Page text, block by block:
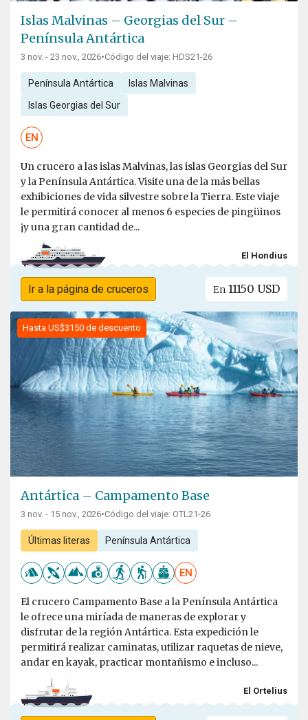
Islas Malvinas – Georgias del Sur –
Península Antártica
3 nov. - 23 nov., 2026•Código del viaje: HDS21-26
Península Antártica Islas Malvinas
Islas Georgias del Sur
EN
Un crucero a las islas Malvinas, las islas Georgias del Sur
y la Península Antártica. Visite una de la más bellas
exhibiciones de vida silvestre sobre la Tierra. Este viaje
le permitirá conocer al menos 6 especies de pingüinos
¡y una gran cantidad de...
El Hondius
Ir a la página de cruceros En 11150 USD
Hasta US$3150 de descuento
Antártica – Campamento Base
3 nov. - 15 nov., 2026•Código del viaje: OTL21-26
Últimas literas Península Antártica
EN
El crucero Campamento Base a la Península Antártica
le ofrece una miríada de maneras de explorar y
disfrutar de la región Antártica. Esta expedición le
permitirá realizar caminatas, utilizar raquetas de nieve,
andar en kayak, practicar montañismo e incluso...
El Ortelius